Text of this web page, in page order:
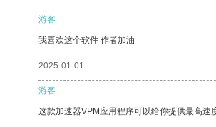
游客
我喜欢这个软件 作者加油
2025-01-01
游客
这款加速器VPM应用程序可以给你提供最高速